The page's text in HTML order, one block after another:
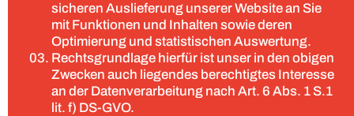
sicheren Auslieferung unserer Website an Sie
mit Funktionen und Inhalten sowie deren
Optimierung und statistischen Auswertung.
Rechtsgrundlage hierfür ist unser in den obigen
Zwecken auch liegendes berechtigtes Interesse
an der Datenverarbeitung nach Art. 6 Abs. 1 S.1
lit. f) DS-GVO.